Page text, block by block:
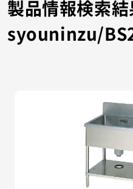
製品情報検索結
syouninzu/